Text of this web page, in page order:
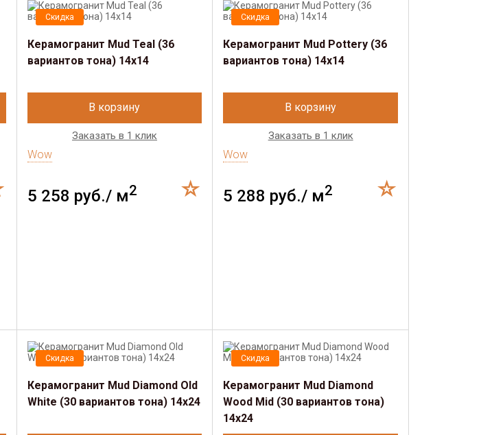
Скидка
Керамогранит Mud Teal (36
вариантов тона) 14х14
В корзину
Заказать в 1 клик
Wow
5 258 руб./ м2
Скидка
Керамогранит Mud Pottery (36
вариантов тона) 14х14
В корзину
Заказать в 1 клик
Wow
5 288 руб./ м2
Скидка
Керамогранит Mud Diamond Old
White (30 вариантов тона) 14х24
Скидка
Керамогранит Mud Diamond
Wood Mid (30 вариантов тона)
14х24